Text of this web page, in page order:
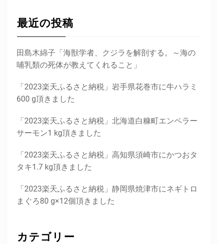
最近の投稿
田島木綿子「海獣学者、クジラを解剖する。～海の
哺乳類の死体が教えてくれること」
「2023楽天ふるさと納税」岩手県花巻市に牛ハラミ
600 g頂きました
「2023楽天ふるさと納税」北海道白糠町エンペラー
サーモン1 kg頂きました
「2023楽天ふるさと納税」高知県須崎市にかつおタ
タキ1.7 kg頂きました
「2023楽天ふるさと納税」静岡県焼津市にネギトロ
まぐろ80 g×12個頂きました
カテゴリー